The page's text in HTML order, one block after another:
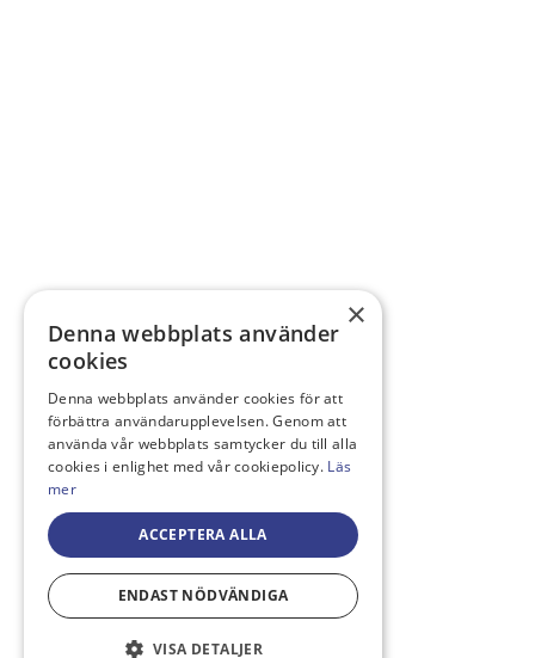
×
Denna webbplats använder
cookies
Denna webbplats använder cookies för att
förbättra användarupplevelsen. Genom att
använda vår webbplats samtycker du till alla
cookies i enlighet med vår cookiepolicy. Läs
mer
ACCEPTERA ALLA
ENDAST NÖDVÄNDIGA
VISA DETALJER